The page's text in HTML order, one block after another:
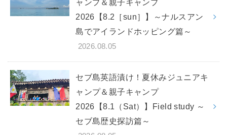
ャンプ＆親子キャンプ
2026【8.2［sun］】～ナルスアン
島でアイランドホッピング篇～
2026.08.05
セブ島英語漬け！夏休みジュニアキ
ャンプ＆親子キャンプ
2026【8.1（Sat）】Field study ～
セブ島歴史探訪篇～